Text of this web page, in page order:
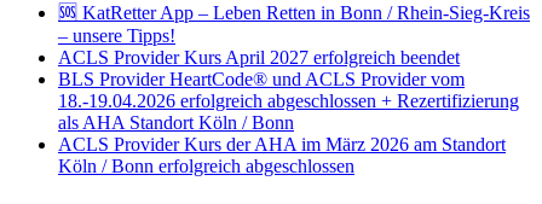
🆘 KatRetter App – Leben Retten in Bonn / Rhein-Sieg-Kreis
– unsere Tipps!
ACLS Provider Kurs April 2027 erfolgreich beendet
BLS Provider HeartCode® und ACLS Provider vom
18.-19.04.2026 erfolgreich abgeschlossen + Rezertifizierung
als AHA Standort Köln / Bonn
ACLS Provider Kurs der AHA im März 2026 am Standort
Köln / Bonn erfolgreich abgeschlossen